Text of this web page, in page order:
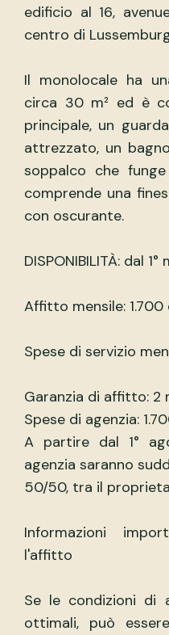
edificio al 16,
centro di
Il monolocale ha
circa 30 m² ed è
principale, un
attrezzato, un
soppalco che
comprende una
con oscurante.
DISPONIBILITÀ: dal
Affitto mensile: 1.700
Spese di servizio
Garanzia di affitto: 2
Spese di agenzia:
A partire dal 1°
agenzia saranno
50/50, tra il
Informazioni
l'affitto
Se le condizioni di
ottimali, può